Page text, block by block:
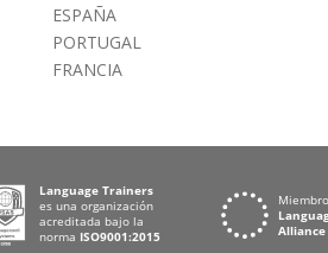
ESPAÑA
PORTUGAL
FRANCIA